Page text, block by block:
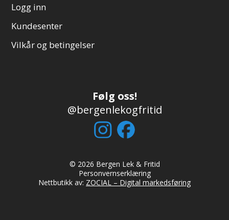
Logg inn
Kundesenter
Vilkår og betingelser
Følg oss!
@bergenlekogfritid
© 2026 Bergen Lek & Fritid
Personvernserklæring
Nettbutikk av: ZOCIAL – Digital markedsføring